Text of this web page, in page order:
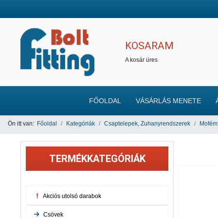
KOSARAM
A kosár üres
FŐOLDAL VÁSÁRLÁS MENETE
Ön itt van: Főoldal Kategóriák Csaptelepek, Zuhanyrendszerek
TERMÉKKATEGÓRIÁK
Akciós utolsó darabok
Csövek